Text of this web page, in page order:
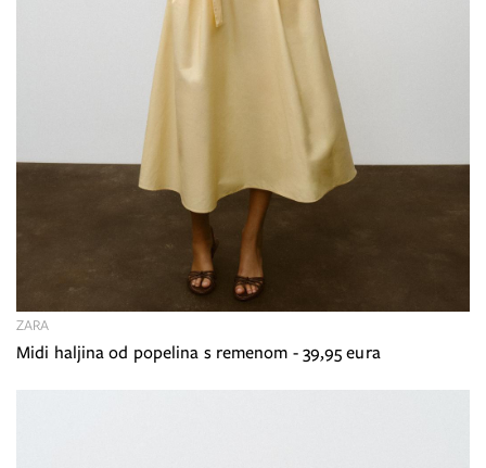
Midi haljina od popelina s remenom - 39,95 eura
ZARA